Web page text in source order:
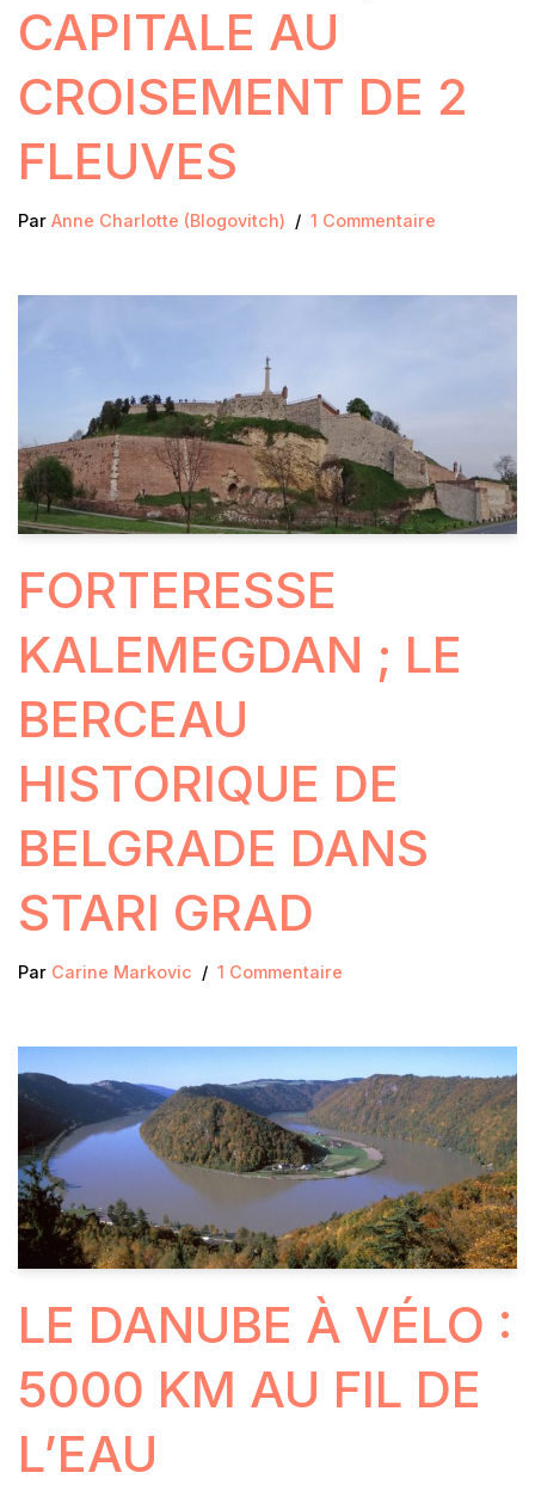
CAPITALE AU
CROISEMENT DE 2
FLEUVES
Par Anne Charlotte (Blogovitch) 1 Commentaire
FORTERESSE
KALEMEGDAN ; LE
BERCEAU
HISTORIQUE DE
BELGRADE DANS
STARI GRAD
Par Carine Markovic 1 Commentaire
LE DANUBE À VÉLO :
5000 KM AU FIL DE
L’EAU